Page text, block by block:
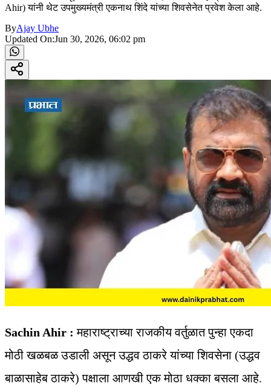
Ahir) यांनी थेट उपमुख्यमंत्री एकनाथ शिंदे यांच्या शिवसेनेत प्रवेश केला आहे.
ByAjay Ubhe
Updated On:Jun 30, 2026, 06:02 pm
Sachin Ahir : महाराष्ट्राच्या राजकीय वर्तुळात पुन्हा एकदा
मोठी खळबळ उडाली असून उद्धव ठाकरे यांच्या शिवसेना (उद्धव
बाळासाहेब ठाकरे) पक्षाला आणखी एक मोठा धक्का बसला आहे.